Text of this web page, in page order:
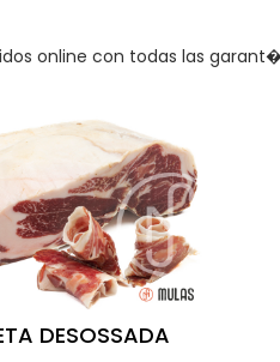
online con todas las
DESOSSADA